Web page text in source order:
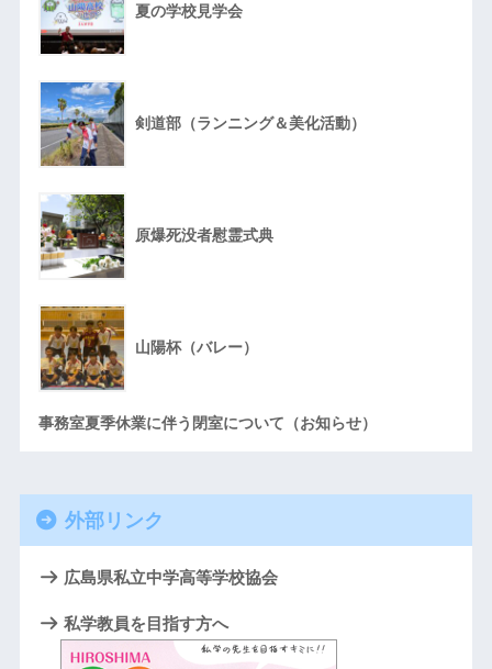
夏の学校見学会
剣道部（ランニング＆美化活動）
原爆死没者慰霊式典
山陽杯（バレー）
事務室夏季休業に伴う閉室について（お知らせ）
外部リンク
広島県私立中学高等学校協会
私学教員を目指す方へ